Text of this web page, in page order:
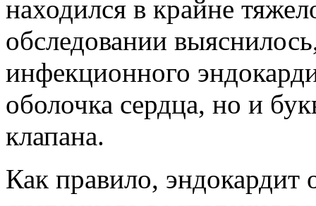
находился в крайне
обследовании
инфекционного
оболочка сердца, но и
клапана.
Как правило, эндокардит